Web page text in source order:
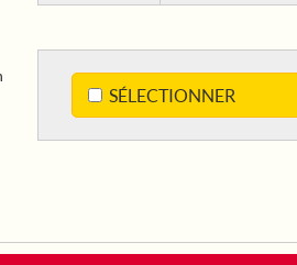
SÉLECTIONNER